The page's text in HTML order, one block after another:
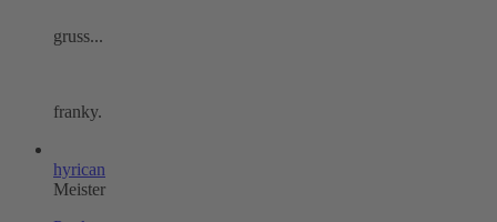
gruss...
franky.
hyrican
Meister